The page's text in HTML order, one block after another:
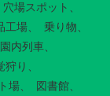
穴場スポット
工場
乗り物
園内列車
狩り
場
図書館